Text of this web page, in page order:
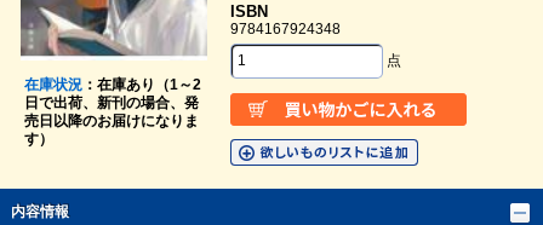
在庫状況：在庫あり（1～2
日で出荷、新刊の場合、発
売日以降のお届けになりま
す）
ISBN
9784167924348
点
内容情報